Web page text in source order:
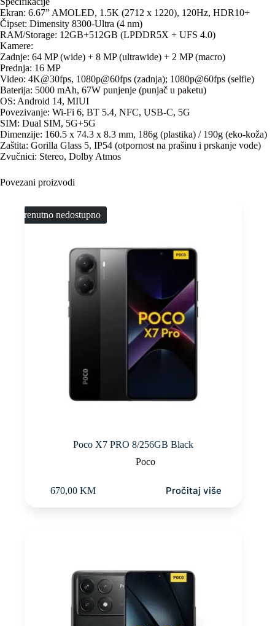
Ekran: 6.67” AMOLED, 1.5K (2712 x 1220), 120Hz, HDR10+
Čipset: Dimensity 8300-Ultra (4 nm)
RAM/Storage: 12GB+512GB (LPDDR5X + UFS 4.0)
Kamere:
Zadnje: 64 MP (wide) + 8 MP (ultrawide) + 2 MP (macro)
Prednja: 16 MP
Video: 4K@30fps, 1080p@60fps (zadnja); 1080p@60fps (selfie)
Baterija: 5000 mAh, 67W punjenje (punjač u paketu)
OS: Android 14, MIUI
Povezivanje: Wi-Fi 6, BT 5.4, NFC, USB-C, 5G
SIM: Dual SIM, 5G+5G
Dimenzije: 160.5 x 74.3 x 8.3 mm, 186g (plastika) / 190g (eko-koža)
Zaštita: Gorilla Glass 5, IP54 (otpornost na prašinu i prskanje vode)
Zvučnici: Stereo, Dolby Atmos
Povezani proizvodi
Trenutno nedostupno
Poco X7 PRO 8/256GB Black
Poco
670,00 KM Pročitaj više